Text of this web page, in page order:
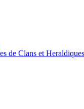
de Clans et